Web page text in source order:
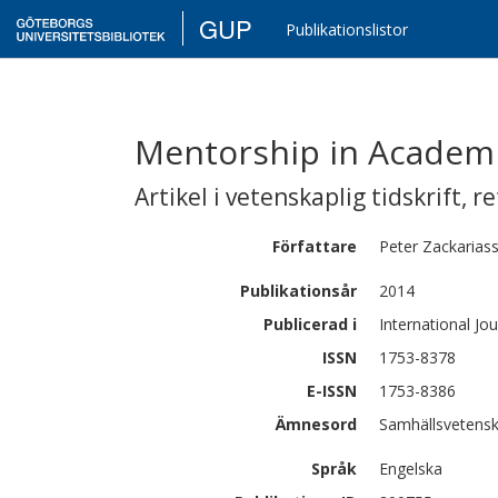
GUP Publikationslistor
Mentorship in
Artikel i vetenskaplig tidskrift,
Författare Peter
Publikationsår
2014
Publicerad i
International
ISSN
1753-8378
E-ISSN
1753-8386
Ämnesord
Språk
Engelska